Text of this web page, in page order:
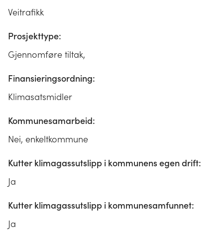
Veitrafikk
Prosjekttype:
Gjennomføre tiltak,
Finansieringsordning:
Klimasatsmidler
Kommunesamarbeid:
Nei, enkeltkommune
Kutter klimagassutslipp i kommunens egen drift:
Ja
Kutter klimagassutslipp i kommunesamfunnet:
Ja